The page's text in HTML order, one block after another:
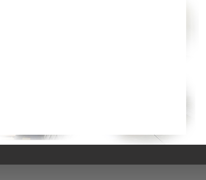
Chalon-sur-Saône
Le Mans